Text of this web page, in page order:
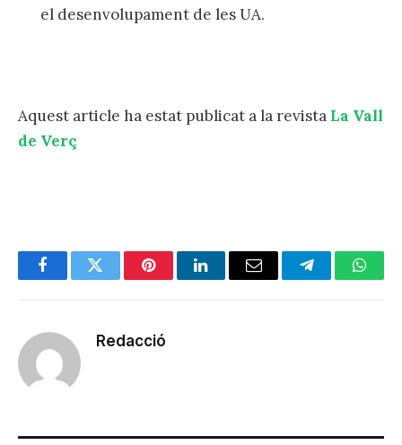
el desenvolupament de les UA.
Aquest article ha estat publicat a la revista La Vall
de Verç
FacebookTwitter PinterestLinkedInEmail Telegram
Redacció